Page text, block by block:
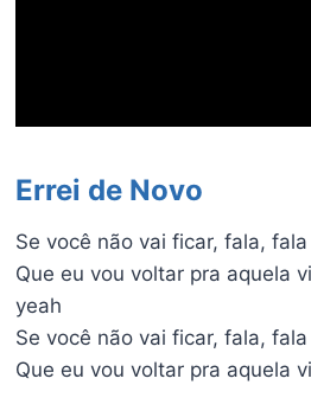
Errei de Novo
Se você não vai ficar, fala, fala
Que eu vou voltar pra aquela
yeah
Se você não vai ficar, fala, fala
Que eu vou voltar pra aquela